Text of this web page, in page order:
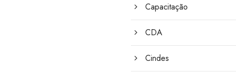
Capacitação
CDA
Cindes